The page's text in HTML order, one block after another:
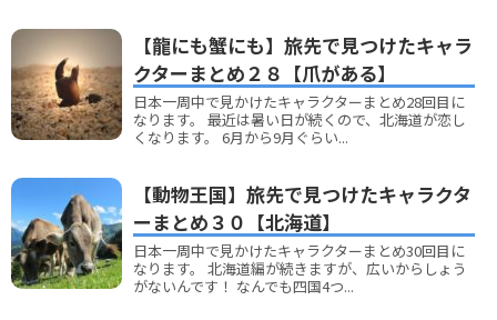
【龍にも蟹にも】旅先で見つけたキャラ
クターまとめ２８【爪がある】
日本一周中で見かけたキャラクターまとめ28回目に
なります。 最近は暑い日が続くので、北海道が恋し
くなります。 6月から9月ぐらい...
【動物王国】旅先で見つけたキャラクタ
ーまとめ３０【北海道】
日本一周中で見かけたキャラクターまとめ30回目に
なります。 北海道編が続きますが、広いからしょう
がないんです！ なんでも四国4つ...